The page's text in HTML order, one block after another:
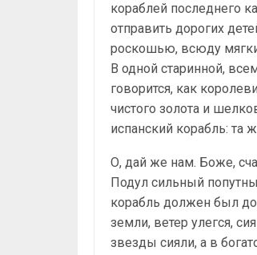
кораблей последнего
отправить дорогих
роскошью, всюду
В одной старинной,
говорится, как
чистого золота и
испанский корабль: та
О, дай же нам. Боже,
Подул сильный
корабль должен был
земли, ветер улегся,
звезды сияли, а в